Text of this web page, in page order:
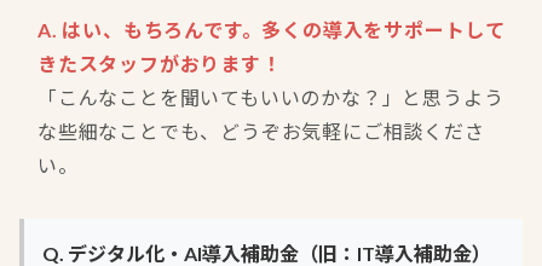
A. はい、もちろんです。多くの導入をサポートして
きたスタッフがおります！
「こんなことを聞いてもいいのかな？」と思うよう
な些細なことでも、どうぞお気軽にご相談くださ
い。
Q. デジタル化・AI導入補助金（旧：IT導入補助金）